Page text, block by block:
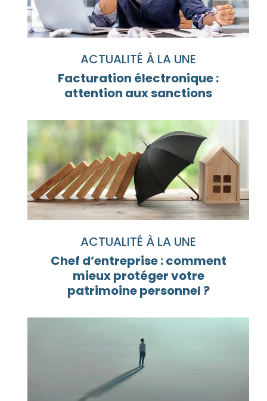
ACTUALITÉ À LA UNE
Facturation électronique :
attention aux sanctions
ACTUALITÉ À LA UNE
Chef d’entreprise : comment
mieux protéger votre
patrimoine personnel ?